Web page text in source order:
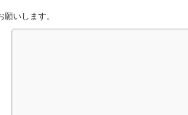
いします。